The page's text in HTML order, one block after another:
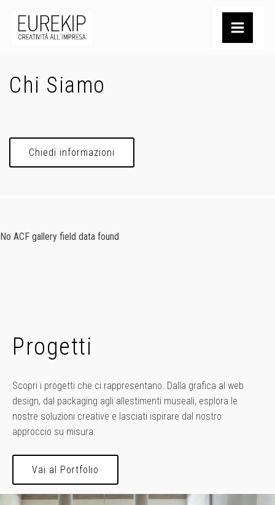
Chi Siamo
Chiedi informazioni
No ACF gallery field data found
Progetti
Scopri i progetti che ci rappresentano. Dalla grafica al web
design, dal packaging agli allestimenti museali, esplora le
nostre soluzioni creative e lasciati ispirare dal nostro
approccio su misura.
Vai al Portfolio